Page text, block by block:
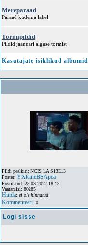
Mereparaad
Paraad küdema lahel
Tormipildid
Pildid jaanuari alguse tormist
Kasutajate isiklikud albumid
Pildi pealkiri: NCIS LA S13E13
Poster: YXteineBSApea
Postitatud: 28.03.2022 18:13
Vaatamisi: 80285
Hinda: ei ole hinnatud
Kommenteeri: 0
Logi sisse